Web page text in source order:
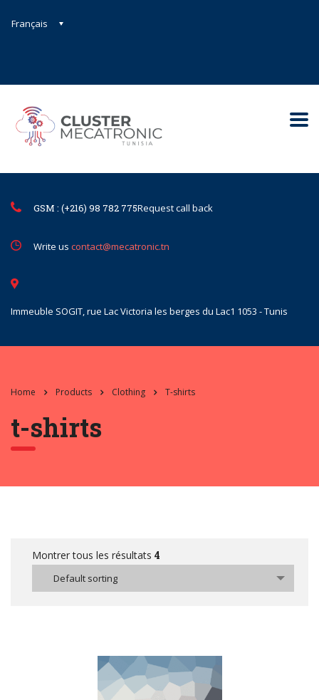
Français
GSM : (+216) 98 782 775Request call back
Write us contact@mecatronic.tn
Immeuble SOGIT, rue Lac Victoria les berges du Lac1 1053 - Tunis
Home Products Clothing T-shirts
t-shirts
Montrer tous les résultats 4
Default sorting